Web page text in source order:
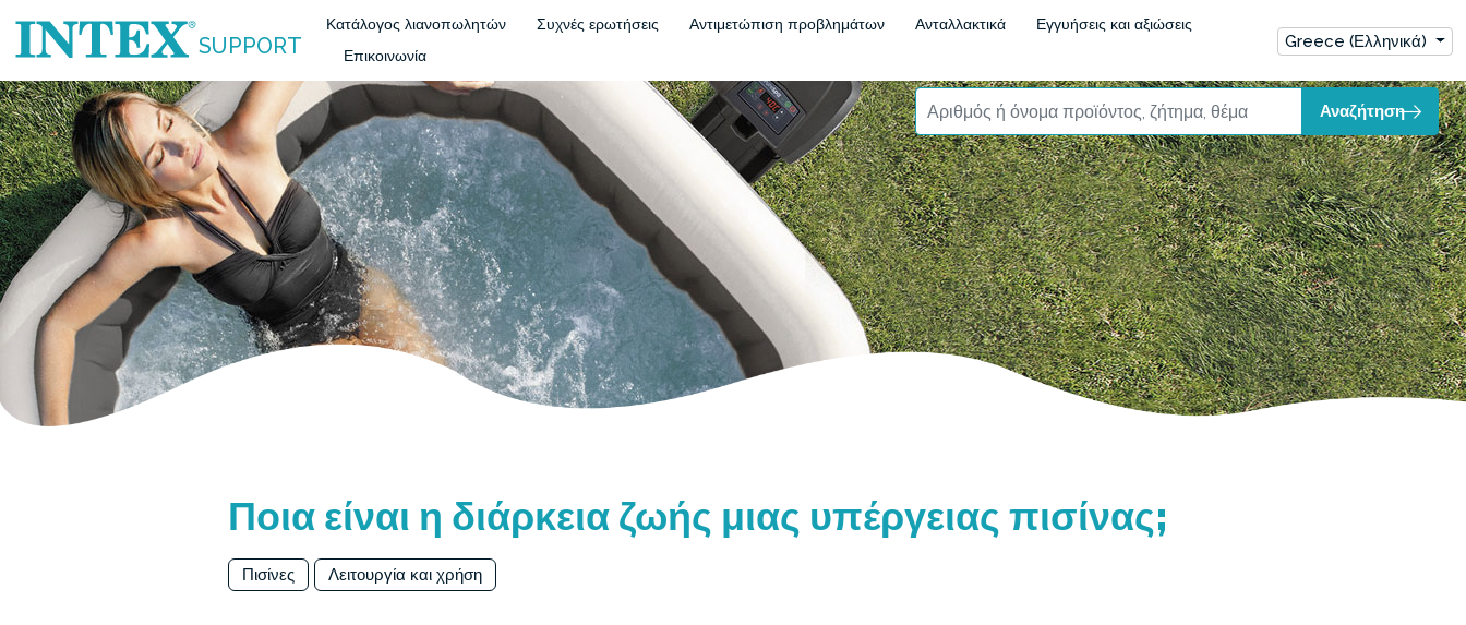
SUPPORT
Κατάλογος λιανοπωλητών Συχνές ερωτήσεις Αντιμετώπιση προβλημάτων Ανταλλακτικά
Εγγυήσεις και αξιώσεις
Επικοινωνία
Greece (Ελληνικά)
Αναζήτηση
Ποια είναι η διάρκεια ζωής μιας υπέργειας πισίνας;
Πισίνες Λειτουργία και χρήση